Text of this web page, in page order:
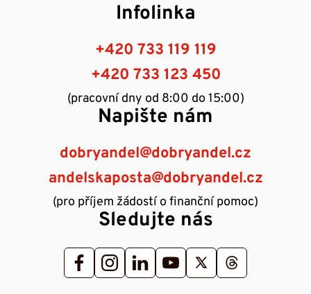
Infolinka
+420 733 119 119
+420 733 123 450
(pracovní dny od 8:00 do 15:00)
Napište nám
dobryandel@dobryandel.cz
andelskaposta@dobryandel.cz
(pro příjem žádostí o finanční pomoc)
Sledujte nás